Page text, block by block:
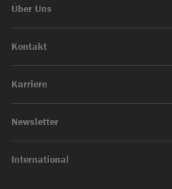
Über Uns
Kontakt
Karriere
Newsletter
International